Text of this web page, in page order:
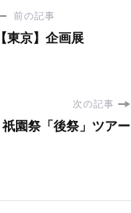
前の記事
【東京】企画展
次の記事
祇園祭「後祭」ツアー